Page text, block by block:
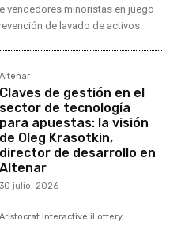
vendedores minoristas en juego
de lavado de activos.
Altenar
Claves de gestión en el
sector de tecnología
para apuestas: la visión
de Oleg Krasotkin,
director de desarrollo en
Altenar
30 julio, 2026
Aristocrat Interactive iLottery